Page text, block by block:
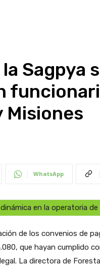
Sagpya
Misiones
WhatsApp
en la operatoria de
de los convenios de
que hayan cumplido
La directora de